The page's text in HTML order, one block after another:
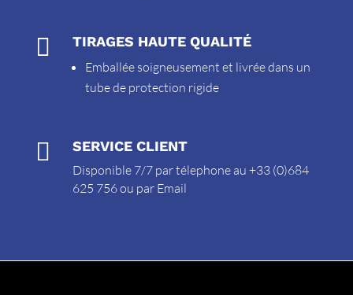
 TIRAGES HAUTE QUALITÉ
Emballée soigneusement et livrée dans un
tube de protection rigide
 SERVICE CLIENT
Disponible 7/7 par télephone au +33 (0)684
625 756 ou par Email